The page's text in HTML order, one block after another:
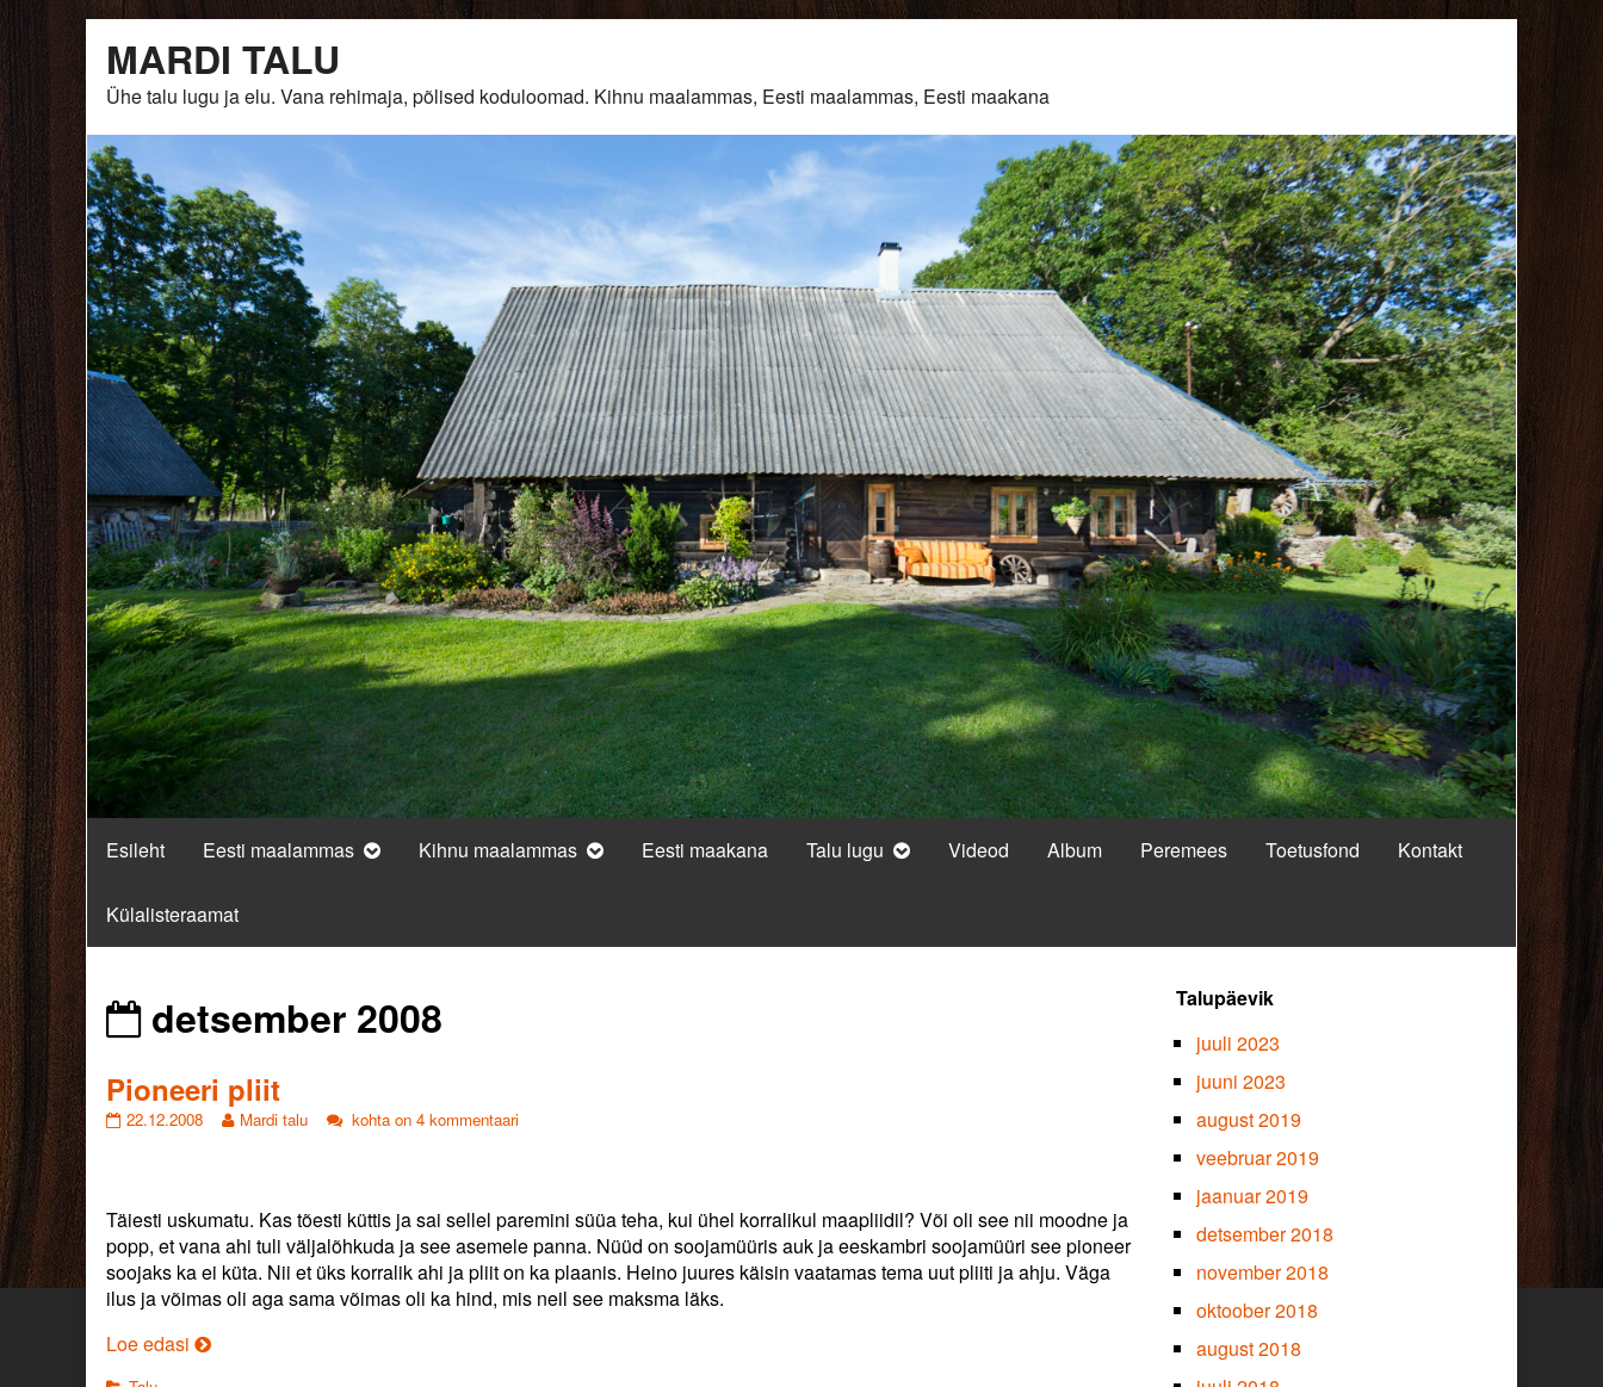
content
MARDI TALU
Ühe talu lugu ja elu. Vana rehimaja, põlised koduloomad. Kihnu maalammas, Eesti maalammas, Eesti maakana
Esileht Eesti maalammas Kihnu maalammas Eesti maakana Talu lugu Videod Album Peremees Toetusfond Kontakt
Külalisteraamat
Posts
from
detsember 2008
Pioneeri pliit
Pioneeri
22.12.2008
Read
author
of
Pioneeri
pliit,
Mardi talu
Pioneeri
kohta on 4 kommentaari
Täiesti uskumatu. Kas tõesti küttis ja sai sellel paremini süüa teha, kui ühel korralikul maapliidil? Või oli see nii moodne ja
popp, et vana ahi tuli väljalõhkuda ja see asemele panna. Nüüd on soojamüüris auk ja eeskambri soojamüüri see pioneer
soojaks ka ei küta. Nii et üks korralik ahi ja pliit on ka plaanis. Heino juures käisin vaatamas tema uut pliiti ja ahju. Väga
ilus ja võimas oli aga sama võimas oli ka hind, mis neil see maksma läks.
Loe edasi Pioneeri
Primary
Sidebar
Talupäevik
juuli 2023
juuni 2023
august 2019
veebruar 2019
jaanuar 2019
detsember 2018
november 2018
oktoober 2018
august 2018